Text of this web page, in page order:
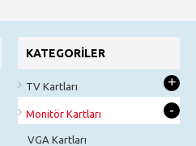
KATEGORILER
TV Kartları +
Monitör Kartları -
VGA Kartları